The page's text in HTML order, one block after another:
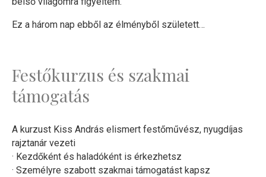
Ez a három nap ebből az élményből született…
Festőkurzus és szakmai
támogatás
A kurzust Kiss András elismert festőművész, nyugdíjas
rajztanár vezeti
· Kezdőként és haladóként is érkezhetsz
· Személyre szabott szakmai támogatást kapsz